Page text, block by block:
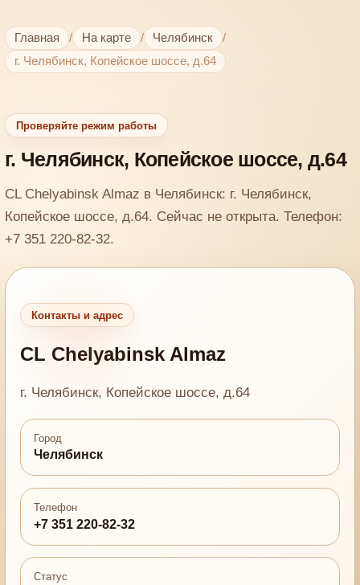
Главная / На карте / Челябинск
/
г. Челябинск, Копейское шоссе, д.64
Проверяйте режим работы
г. Челябинск, Копейское шоссе, д.64
CL Chelyabinsk Almaz в Челябинск: г. Челябинск,
Копейское шоссе, д.64. Сейчас не открыта. Телефон:
+7 351 220-82-32.
Контакты и адрес
CL Chelyabinsk Almaz
г. Челябинск, Копейское шоссе, д.64
Город
Челябинск
Телефон
+7 351 220-82-32
Статус